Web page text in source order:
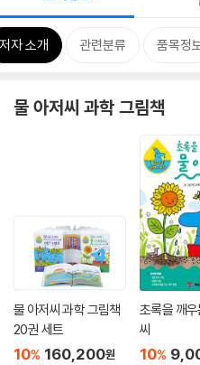
저자 소개 관련분류 품목정
물 아저씨 과학 그림책
물 아저씨 과학 그림책
20권 세트
10% 160,200원
초록을 깨
씨
10%